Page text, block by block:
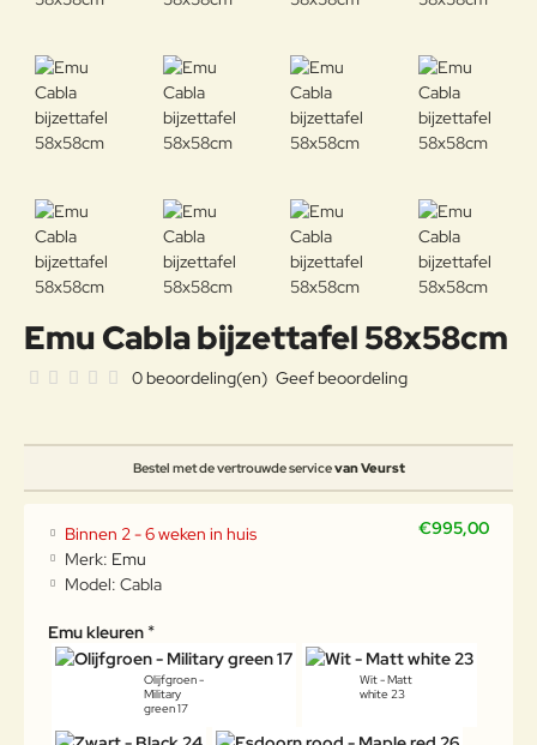
Emu Cabla bijzettafel 58x58cm
Bestel met de vertrouwde servicevan Veurst
0 beoordeling(en) Geef beoordeling
€995,00
Binnen 2 - 6 weken in huis
Merk: Emu
Model: Cabla
Emu kleuren
Olijfgroen -
Military
green 17
Wit - Matt
white 23